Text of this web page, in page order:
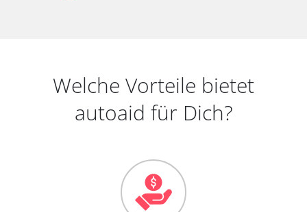
Welche Vorteile bietet
autoaid für Dich?